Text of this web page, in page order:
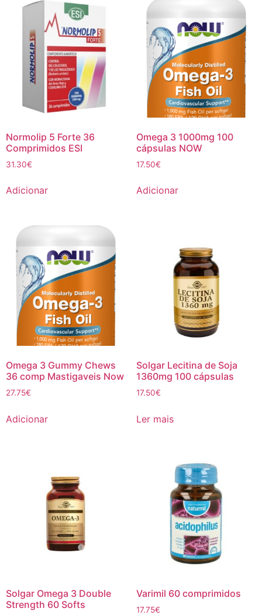
Normolip 5 Forte 36
Comprimidos ESI
31.30€
Adicionar
Omega 3 1000mg 100
cápsulas NOW
17.50€
Adicionar
Omega 3 Gummy Chews
36 comp Mastigaveis Now
27.75€
Adicionar
Solgar Lecitina de Soja
1360mg 100 cápsulas
17.50€
Ler mais
Solgar Omega 3 Double
Strength 60 Softs
Varimil 60 comprimidos
17.75€